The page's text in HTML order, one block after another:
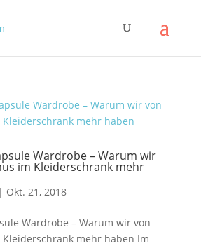
Wardrobe – Warum wir
im Kleiderschrank mehr
Okt. 21, 2018
Wardrobe – Warum wir von
mehr haben Im